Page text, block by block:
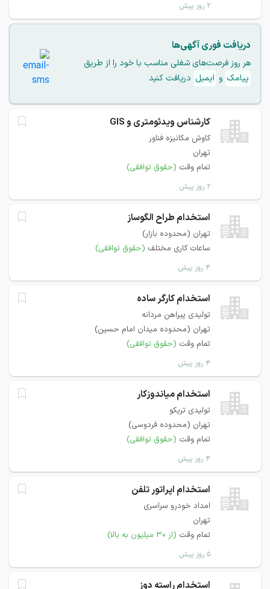
۲ روز پیش
دریافت فوری آگهی‌ها
هر روز فرصت‌های شغلی مناسب با خود را از طریق
پیامک و ایمیل دریافت کنید
کارشناس ویدئومتری و GIS
کاوش مکانیزه فناور
تهران
تمام وقت (حقوق توافقی)
۲ روز پیش
استخدام طراح الگوساز
تهران (محدوده بازار)
ساعات کاری مختلف (حقوق توافقی)
۴ روز پیش
استخدام کارگر ساده
تولیدی پیراهن مردانه
تهران (محدوده میدان امام حسین)
تمام وقت (حقوق توافقی)
۴ روز پیش
استخدام میاندوزکار
تولیدی تریکو
تهران (محدوده فردوسی)
تمام وقت (حقوق توافقی)
۴ روز پیش
استخدام اپراتور تلفن
امداد خودرو سراسری
تهران
تمام وقت (از ۳۰ میلیون به بالا)
۵ روز پیش
استخدام راسته دوز